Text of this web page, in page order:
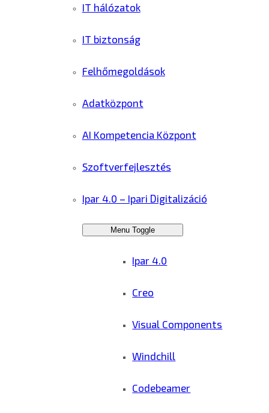
IT hálózatok
IT biztonság
Felhőmegoldások
Adatközpont
AI Kompetencia Központ
Szoftverfejlesztés
Ipar 4.0 – Ipari Digitalizáció
Menu Toggle
Ipar 4.0
Creo
Visual Components
Windchill
Codebeamer